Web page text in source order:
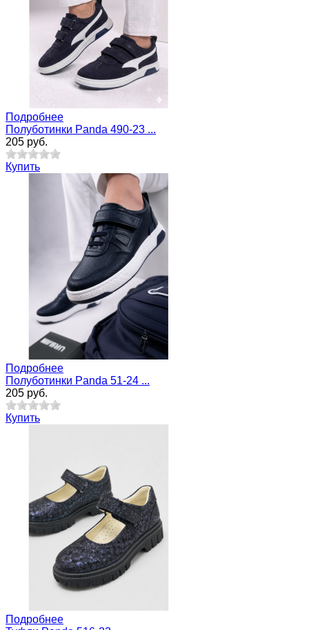
Подробнее
Полуботинки Panda 490-23 ...
205 руб.
Купить
Подробнее
Полуботинки Panda 51-24 ...
205 руб.
Купить
Подробнее